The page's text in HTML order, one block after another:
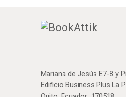
Mariana de Jesús E7-8 y
Edificio Business Plus La